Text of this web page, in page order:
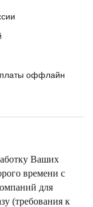
оффлайн
Ваших
времени с
для
(требования к